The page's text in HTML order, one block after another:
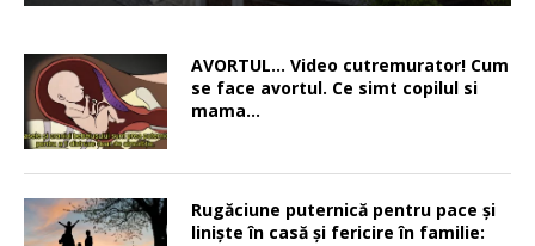
AVORTUL… Video cutremurator! Cum
se face avortul. Ce simt copilul si
mama…
Rugăciune puternică pentru pace şi
linişte în casă şi fericire în familie: